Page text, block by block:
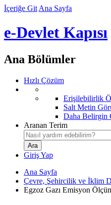
İçeriğe Git Ana Sayfa
e-Devlet Kapısı
Ana Bölümler
Hızlı Çözüm
Erişilebilirlik
Salt Metin
Daha Belirgin
Aranan Terim
Giriş Yap
Ana Sayfa
Çevre, Şehircilik ve İklim
Egzoz Gazı Emisyon